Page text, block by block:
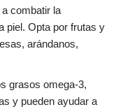
combatir la
piel. Opta por frutas y
arándanos,
grasos omega-3,
y pueden ayudar a